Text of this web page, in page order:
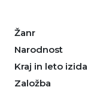
Žanr
Narodnost
Kraj in leto izida
Založba